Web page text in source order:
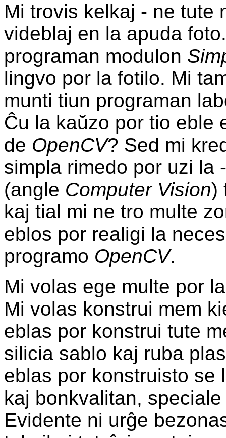
Mi trovis kelkaj - ne tute
videblaj en la apuda
programan modulon
lingvo por la fotilo. Mi
munti tiun programan
Ĉu la kaŭzo por tio eble
de OpenCV? Sed mi
simpla rimedo por uzi la
(angle Computer Vision)
kaj tial mi ne tro multe
eblos por realigi la
programo OpenCV.
Mi volas ege multe por
Mi volas konstrui mem
eblas por konstrui tute
silicia sablo kaj ruba
eblas por konstruisto se
kaj bonkvalitan,
Evidente ni urĝe